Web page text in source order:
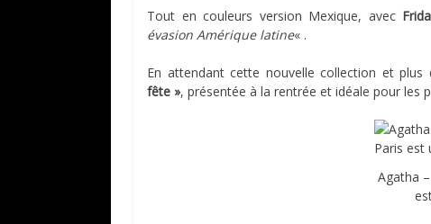
Tout en couleurs version Mexique, avec
évasion Amérique latine« .
En attendant cette nouvelle collection et
fête », présentée à la rentrée et idéale pour les
Agatha